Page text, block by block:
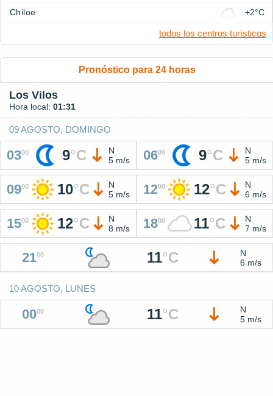
Chiloe +2°C
todos los centros turísticos
Pronóstico para 24 horas
Los Vilos
Hora local: 01:31
09 AGOSTO, DOMINGO
0300 9°C
N
5 m/s
0600 9°C
N
5 m/s
0900 10°C
N
5 m/s
1200 12°C
N
6 m/s
1500 12°C
N
8 m/s
1800 11°C
N
7 m/s
2100 11°C
N
6 m/s
10 AGOSTO, LUNES
0000 11°C
N
5 m/s